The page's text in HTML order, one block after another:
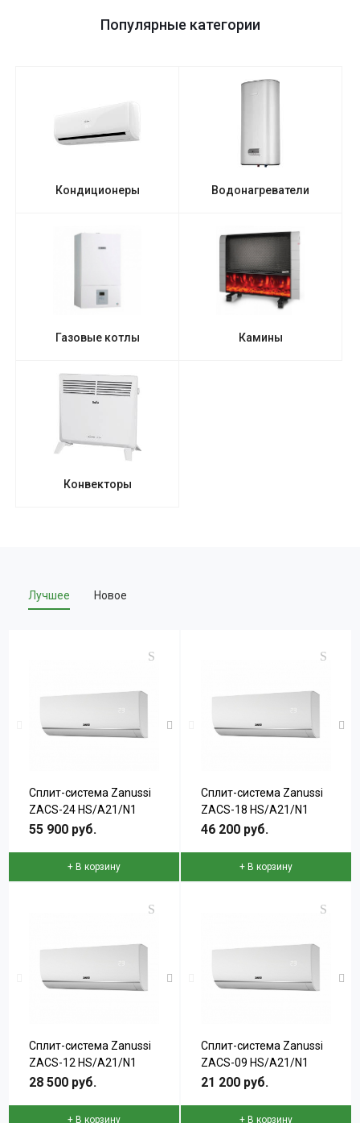
Популярные категории
Кондиционеры Водонагреватели
Газовые котлы Камины
Конвекторы
Лучшее Новое
Сплит-система Zanussi
ZACS-24 HS/A21/N1
серии SIENA
55 900 руб.
+ В корзину
Сплит-система Zanussi
ZACS-18 HS/A21/N1
серии SIENA
46 200 руб.
+ В корзину
Сплит-система Zanussi
ZACS-12 HS/A21/N1
серии SIENA
28 500 руб.
+ В корзину
Сплит-система Zanussi
ZACS-09 HS/A21/N1
серии SIENA
21 200 руб.
+ В корзину